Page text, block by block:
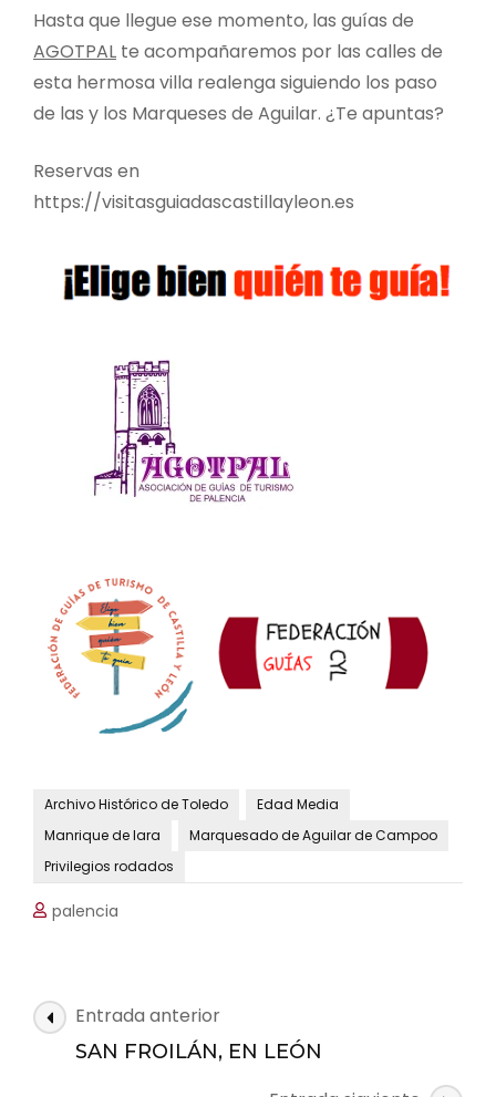
Hasta que llegue ese momento, las guías de
AGOTPAL te acompañaremos por las calles de
esta hermosa villa realenga siguiendo los paso
de las y los Marqueses de Aguilar. ¿Te apuntas?
Reservas en
https://visitasguiadascastillayleon.es
Archivo Histórico de Toledo
Edad Media
Manrique de lara
Marquesado de Aguilar de Campoo
Privilegios rodados
palencia
Navegación
de
Entrada anterior
SAN FROILÁN, EN LEÓN